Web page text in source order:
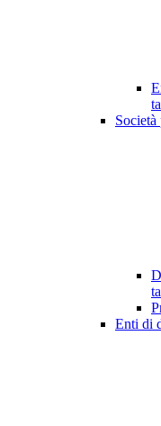
Società
Enti di